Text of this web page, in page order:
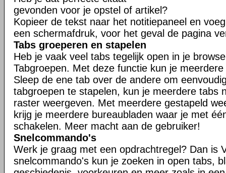
gevonden voor je opstel of artikel?
Kopieer de tekst naar het notitiepaneel en
een schermafdruk, voor het geval de pagina
Tabs groeperen en stapelen
Heb je vaak veel tabs tegelijk open in je
Tabgroepen. Met deze functie kun je
Sleep de ene tab over de andere om
tabgroepen te stapelen, kun je meerdere tabs
raster weergeven. Met meerdere gestapeld
krijg je meerdere bureaubladen waar je met
schakelen. Meer macht aan de gebruiker!
Snelcommando's
Werk je graag met een opdrachtregel? Dan is
snelcommando's kun je zoeken in open tabs,